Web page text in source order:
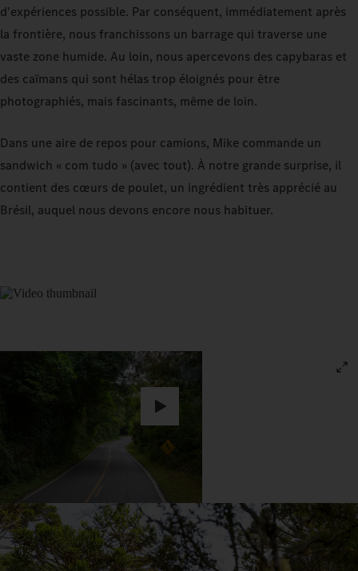
d'expériences possible. Par conséquent, immédiatement après
la frontière, nous franchissons un barrage qui traverse une
vaste zone humide. Au loin, nous apercevons des capybaras et
des caïmans qui sont hélas trop éloignés pour être
photographiés, mais fascinants, même de loin.
Dans une aire de repos pour camions, Mike commande un
sandwich « com tudo » (avec tout). À notre grande surprise, il
contient des cœurs de poulet, un ingrédient très apprécié au
Brésil, auquel nous devons encore nous habituer.